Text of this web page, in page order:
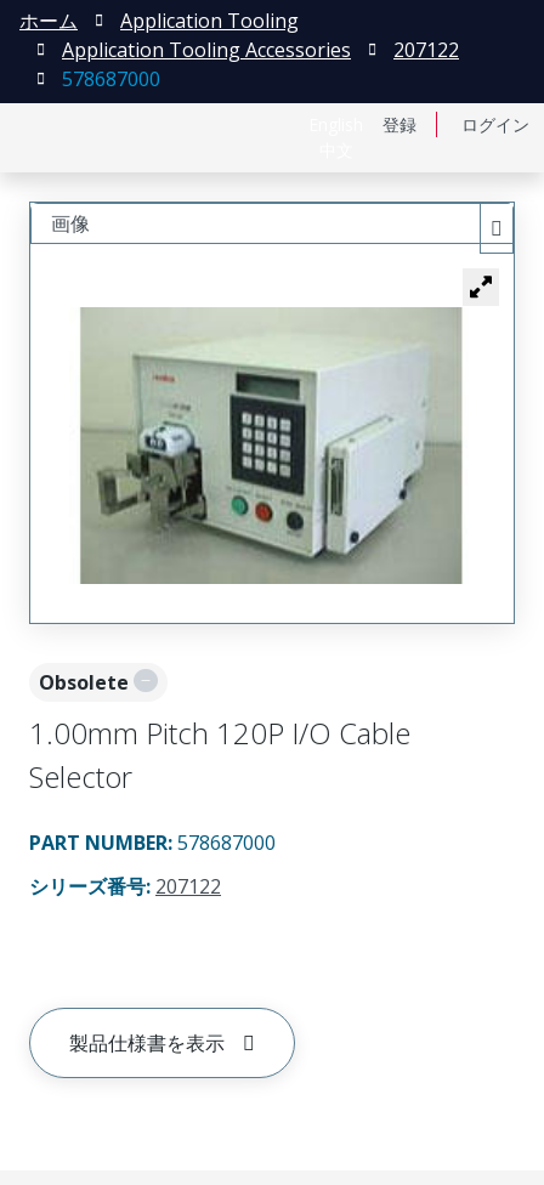
登録 ログイン
ホーム
Application Tooling
Application Tooling Accessories
207122
578687000
Obsolete
1.00mm Pitch 120P I/O Cable
Selector
PART NUMBER:578687000
シリーズ番号: 207122
製品仕様書を表示
画像